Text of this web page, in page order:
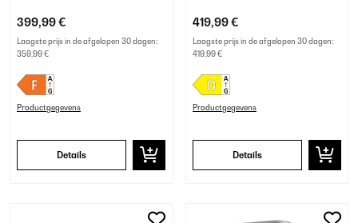
399,99 €
Laagste prijs in de afgelopen 30 dagen:
359,99 €
Productgegevens
Details
419,99 €
Laagste prijs in de afgelopen 30 dagen:
419,99 €
Productgegevens
Details